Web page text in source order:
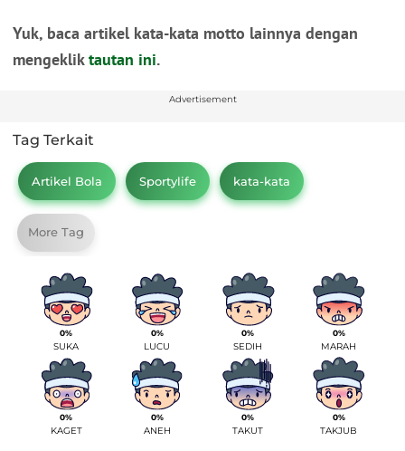
Yuk, baca artikel kata-kata motto lainnya dengan
mengekliktautan ini.
Advertisement
Tag Terkait
Artikel Bola Sportylife kata-kata
More Tag
0%
SUKA
0%
LUCU
0%
SEDIH
0%
MARAH
0%
KAGET
0%
ANEH
0%
TAKUT
0%
TAKJUB